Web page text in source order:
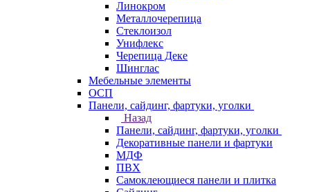
Линокром
Металлочерепица
Стеклоизол
Унифлекс
Черепица Деке
Шинглас
Мебельные элементы
ОСП
Панели, сайдинг, фартуки, уголки
Назад
Панели, сайдинг, фартуки, уголки
Декоративные панели и фартуки
МДФ
ПВХ
Самоклеющиеся панели и плитка